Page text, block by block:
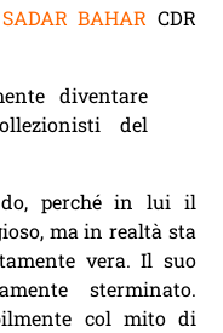
BAHAR CDR
diventare
del
perché in lui il
ma in realtà sta
vera. Il suo
sterminato.
col mito di